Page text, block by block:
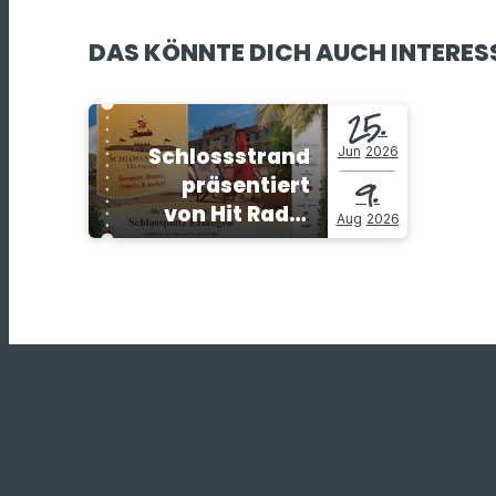
DAS KÖNNTE DICH AUCH
Schlossstrand
präsentiert
von Hit Radio
N1
25.
Jun 2026
9.
Aug 2026